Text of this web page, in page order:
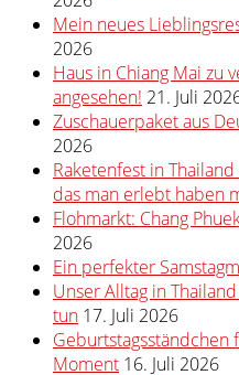
Mein neues
2026
Haus in Chiang Mai zu
angesehen! 21. Juli
Zuschauerpaket aus
2026
Raketenfest in
das man erlebt haben
Flohmarkt: Chang
2026
Ein perfekter
Unser Alltag in
tun 17. Juli 2026
Geburtstagsständchen
Moment 16. Juli 2026